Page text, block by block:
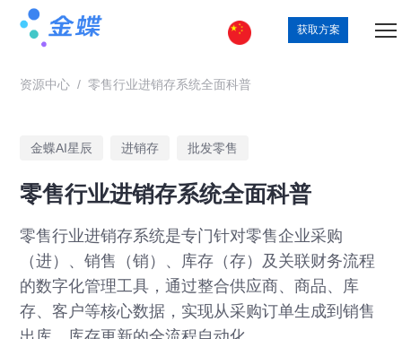
获取方案
资源中心 / 零售行业进销存系统全面科普
金蝶AI星辰 进销存 批发零售
零售行业进销存系统全面科普
零售行业进销存系统是专门针对零售企业采购
（进）、销售（销）、库存（存）及关联财务流程
的数字化管理工具，通过整合供应商、商品、库
存、客户等核心数据，实现从采购订单生成到销售